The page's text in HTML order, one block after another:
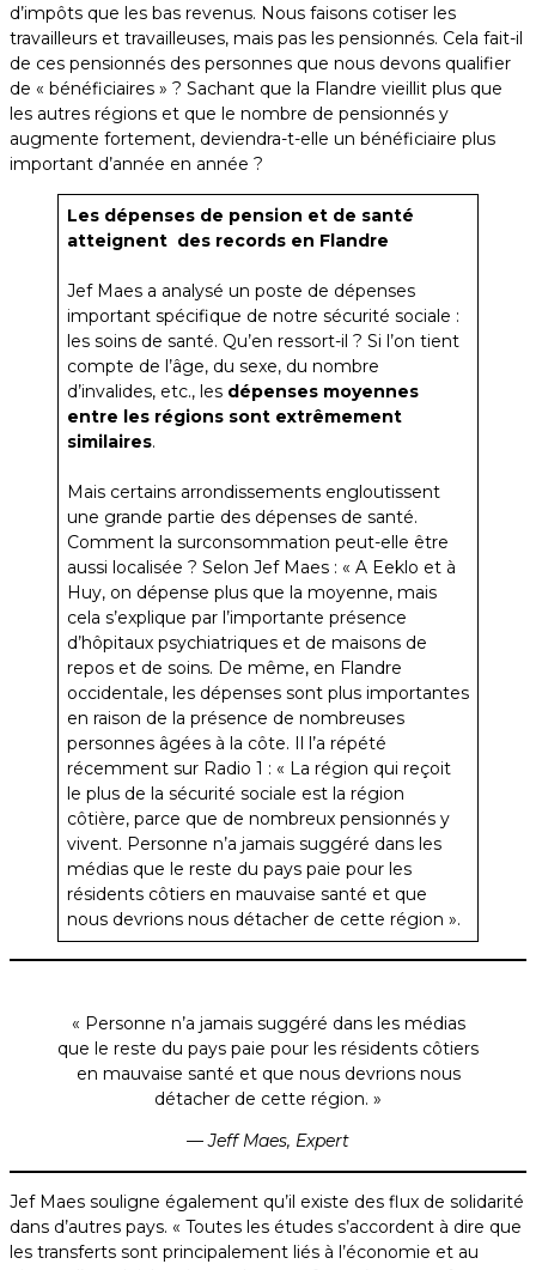
d’impôts que les bas revenus. Nous faisons cotiser les
travailleurs et travailleuses, mais pas les pensionnés. Cela fait-il
de ces pensionnés des personnes que nous devons qualifier
de « bénéficiaires » ? Sachant que la Flandre vieillit plus que
les autres régions et que le nombre de pensionnés y
augmente fortement, deviendra-t-elle un bénéficiaire plus
important d’année en année ?
Les dépenses de pension et de santé
atteignent des records en Flandre
Jef Maes a analysé un poste de dépenses
important spécifique de notre sécurité sociale :
les soins de santé. Qu’en ressort-il ? Si l’on tient
compte de l’âge, du sexe, du nombre
d’invalides, etc., les dépenses moyennes
entre les régions sont extrêmement
similaires.
Mais certains arrondissements engloutissent
une grande partie des dépenses de santé.
Comment la surconsommation peut-elle être
aussi localisée ? Selon Jef Maes : « A Eeklo et à
Huy, on dépense plus que la moyenne, mais
cela s’explique par l’importante présence
d’hôpitaux psychiatriques et de maisons de
repos et de soins. De même, en Flandre
occidentale, les dépenses sont plus importantes
en raison de la présence de nombreuses
personnes âgées à la côte. Il l’a répété
récemment sur Radio 1 : « La région qui reçoit
le plus de la sécurité sociale est la région
côtière, parce que de nombreux pensionnés y
vivent. Personne n’a jamais suggéré dans les
médias que le reste du pays paie pour les
résidents côtiers en mauvaise santé et que
nous devrions nous détacher de cette région ».
« Personne n’a jamais suggéré dans les médias
que le reste du pays paie pour les résidents côtiers
en mauvaise santé et que nous devrions nous
détacher de cette région. »
— Jeff Maes, Expert
Jef Maes souligne également qu’il existe des flux de solidarité
dans d’autres pays. « Toutes les études s’accordent à dire que
les transferts sont principalement liés à l’économie et au